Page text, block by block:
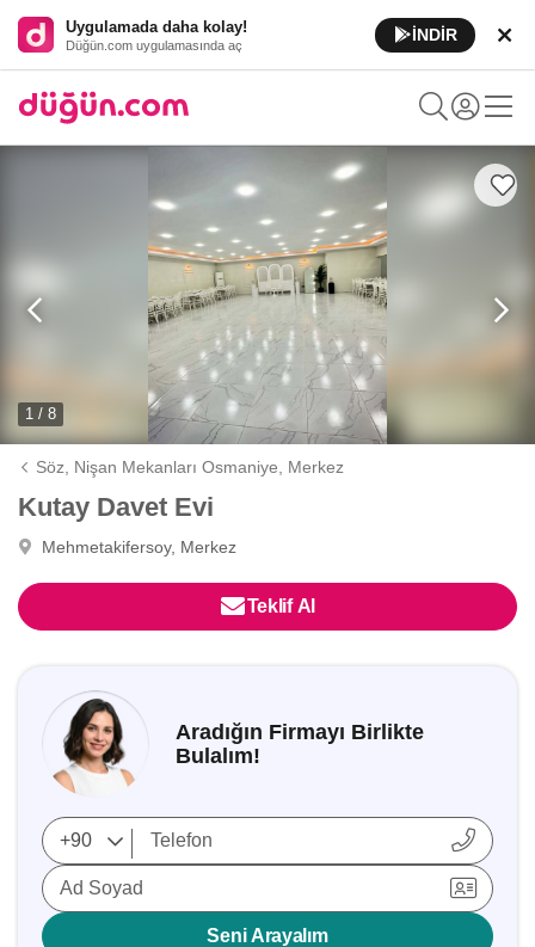
Uygulamada daha kolay!
Düğün.com uygulamasında aç
İNDİR
1 / 8
Söz, Nişan Mekanları Osmaniye, Merkez
Kutay Davet Evi
Mehmetakifersoy, Merkez
Teklif Al
Aradığın Firmayı Birlikte
Bulalım!
Ad Soyad
Seni Arayalım